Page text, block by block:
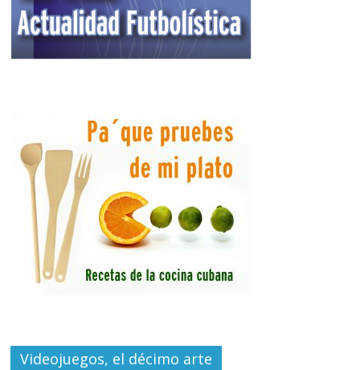
Videojuegos, el décimo arte